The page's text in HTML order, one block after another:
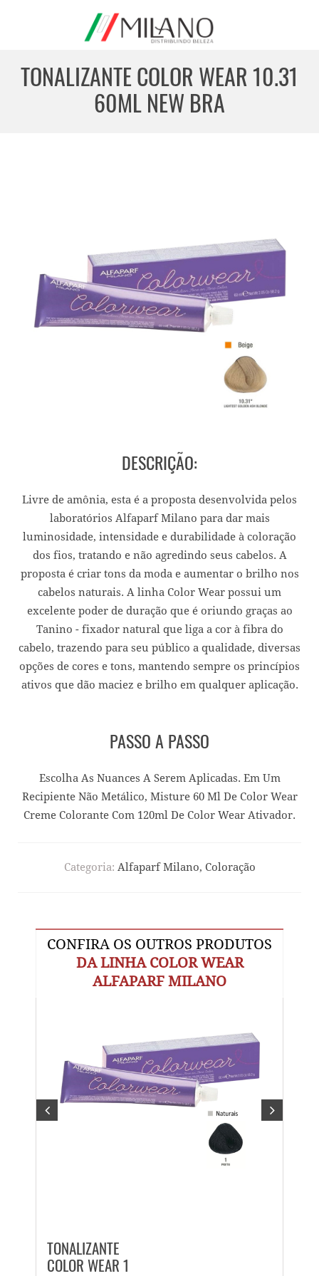
TONALIZANTE COLOR WEAR 10.31
60ML NEW BRA
DESCRIÇÃO:
Livre de amônia, esta é a proposta desenvolvida pelos
laboratórios Alfaparf Milano para dar mais
luminosidade, intensidade e durabilidade à coloração
dos fios, tratando e não agredindo seus cabelos. A
proposta é criar tons da moda e aumentar o brilho nos
cabelos naturais. A linha Color Wear possui um
excelente poder de duração que é oriundo graças ao
Tanino - fixador natural que liga a cor à fibra do
cabelo, trazendo para seu público a qualidade, diversas
opções de cores e tons, mantendo sempre os princípios
ativos que dão maciez e brilho em qualquer aplicação.
PASSO A PASSO
Escolha As Nuances A Serem Aplicadas. Em Um
Recipiente Não Metálico, Misture 60 Ml De Color Wear
Creme Colorante Com 120ml De Color Wear Ativador.
Categoria: Alfaparf Milano, Coloração
CONFIRA OS OUTROS PRODUTOS
DA LINHA COLOR WEAR
ALFAPARF MILANO
TONALIZANTE
COLOR WEAR 1